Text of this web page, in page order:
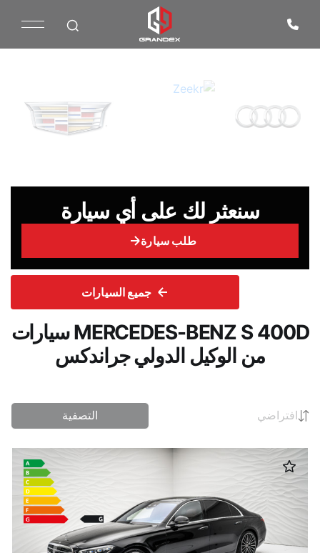
سنعثر لك على أي سيارة
طلب سيارة
جميع السيارات
MERCEDES-BENZ S 400D سيارات
من الوكيل الدولي جراندكس
التصفية افتراضي